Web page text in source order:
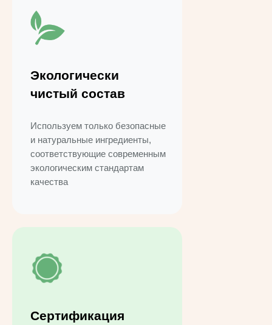
Экологически
чистый состав
Используем только безопасные
и натуральные ингредиенты,
соответствующие современным
экологическим стандартам
качества
Сертификация